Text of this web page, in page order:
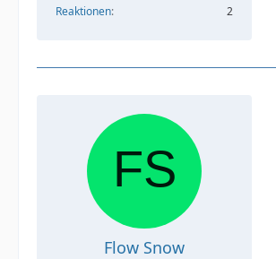
Reaktionen 2
Flow Snow